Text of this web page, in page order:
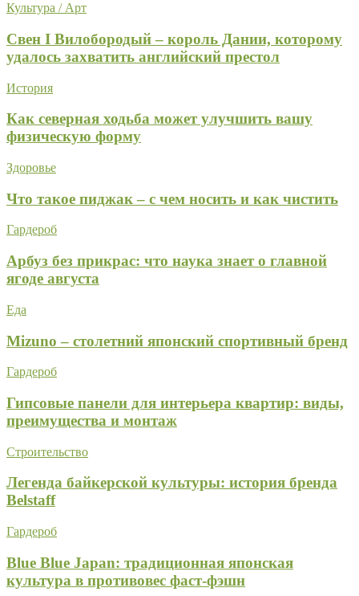
Культура / Арт
Свен I Вилобородый – король Дании, которому
удалось захватить английский престол
История
Как северная ходьба может улучшить вашу
физическую форму
Здоровье
Что такое пиджак – с чем носить и как чистить
Гардероб
Арбуз без прикрас: что наука знает о главной
ягоде августа
Еда
Mizuno – столетний японский спортивный бренд
Гардероб
Гипсовые панели для интерьера квартир: виды,
преимущества и монтаж
Строительство
Легенда байкерской культуры: история бренда
Belstaff
Гардероб
Blue Blue Japan: традиционная японская
культура в противовес фаст-фэшн